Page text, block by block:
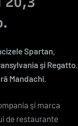
Spartan,
şi Regatto.
Mandachi.
şi marca
de restaurante